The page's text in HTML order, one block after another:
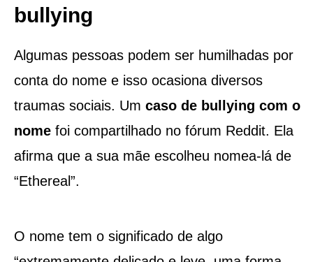
bullying
Algumas pessoas podem ser humilhadas por
conta do nome e isso ocasiona diversos
traumas sociais. Um caso de bullying com o
nomefoi compartilhado no fórum Reddit. Ela
afirma que a sua mãe escolheu nomea-lá de
“Ethereal”.
O nome tem o significado de algo